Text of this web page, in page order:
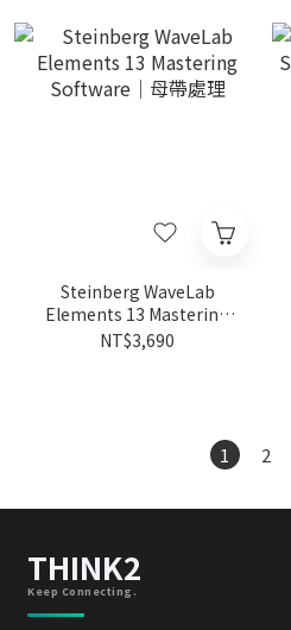
Steinberg WaveLab
Elements 13 Mastering
Software｜母帶處理
NT$3,690
1 2
THINK2
Keep Connecting.